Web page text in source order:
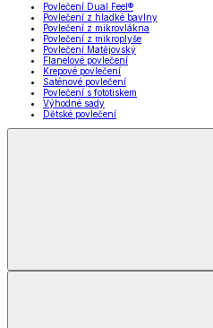
Povlečení Dual Feel®
Povlečení z hladké bavlny
Povlečení z mikrovlákna
Povlečení z mikroplyše
Povlečení Matějovský
Flanelové povlečení
Krepové povlečení
Saténové povlečení
Povlečení s fototiskem
Výhodné sady
Dětské povlečení